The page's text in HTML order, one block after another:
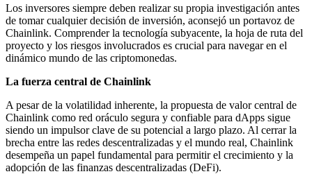
Los inversores siempre deben realizar su propia investigación antes
de tomar cualquier decisión de inversión, aconsejó un portavoz de
Chainlink. Comprender la tecnología subyacente, la hoja de ruta del
proyecto y los riesgos involucrados es crucial para navegar en el
dinámico mundo de las criptomonedas.
La fuerza central de Chainlink
A pesar de la volatilidad inherente, la propuesta de valor central de
Chainlink como red oráculo segura y confiable para dApps sigue
siendo un impulsor clave de su potencial a largo plazo. Al cerrar la
brecha entre las redes descentralizadas y el mundo real, Chainlink
desempeña un papel fundamental para permitir el crecimiento y la
adopción de las finanzas descentralizadas (DeFi).